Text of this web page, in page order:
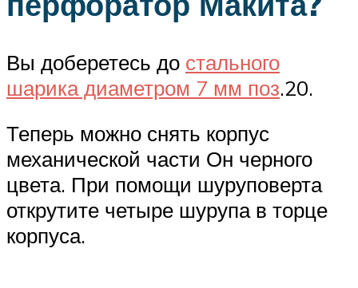
Вы доберетесь до стального
шарика диаметром 7 мм поз.20.
Теперь можно снять корпус
механической части Он черного
цвета. При помощи шуруповерта
открутите четыре шурупа в торце
корпуса.